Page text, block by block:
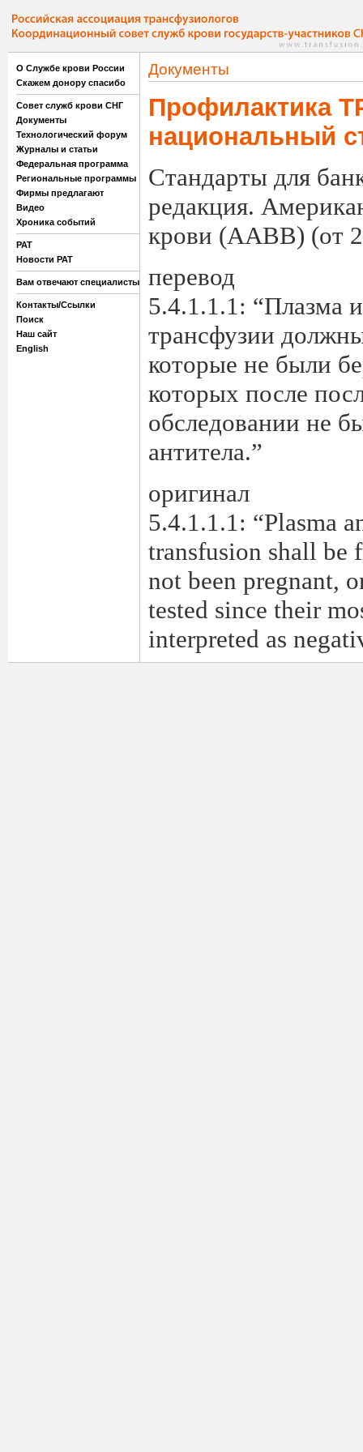
О Службе крови России
Скажем донору спасибо
Совет служб крови СНГ
Документы
Технологический форум
Журналы и статьи
Федеральная программа
Региональные программы
Фирмы предлагают
Видео
Хроника событий
РАТ
Новости РАТ
Вам отвечают специалисты
Контакты/Ссылки
Поиск
Наш сайт
English
Документы
Профилактика
национальный
Стандарты для
редакция.
крови (ААВВ) (от
перевод
5.4.1.1.1: “Плазма
трансфузии
которые не были
которых после
обследовании не
антитела.”
оригинал
5.4.1.1.1: “Plasma
transfusion shall be
not been pregnant,
tested since their
interpreted as